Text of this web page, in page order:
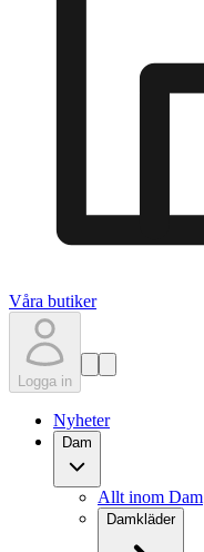
Våra butiker
Logga in
Nyheter
Dam
Allt inom Dam
Damkläder